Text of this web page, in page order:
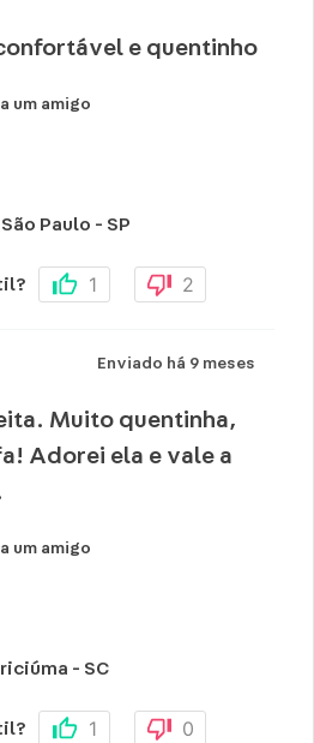
e quentinho
um amigo
São Paulo - SP
1 2
Enviado há 9 meses
Muito quentinha,
Adorei ela e vale a
um amigo
- SC
1 0